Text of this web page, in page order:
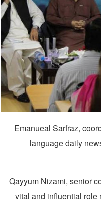
Emanueal Sarfraz,
language daily
Qayyum Nizami, senior
vital and influential role